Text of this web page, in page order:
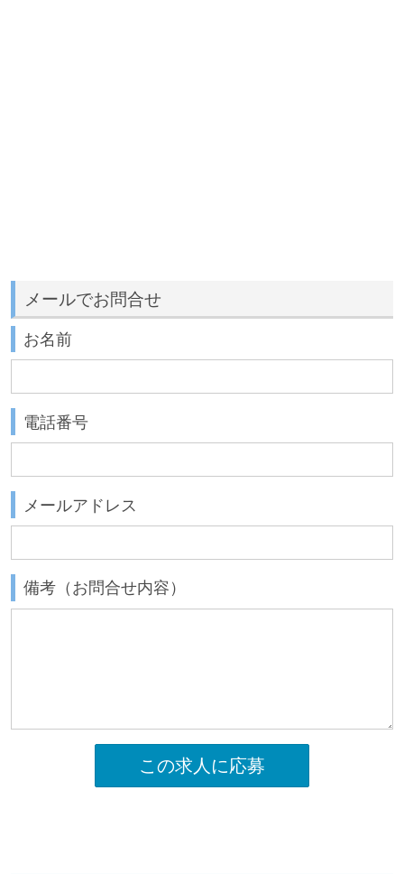
メールでお問合せ
お名前
電話番号
メールアドレス
備考（お問合せ内容）
この求人に応募